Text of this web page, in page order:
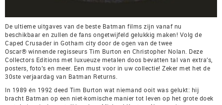
De ultieme uitgaves van de beste Batman films zijn vanaf nu
beschikbaar en zullen de fans ongetwijfeld gelukkig maken! Volg de
Caped Crusader in Gotham city door de ogen van de twee
Oscar® winnende regisseurs Tim Burton en Christopher Nolan. Deze
Collectors Editions met luxueuze metalen doos bevatten tal van extra’s,
posters, foto’s en meer. Een must voor in uw collectie! Zeker met het de
30ste verjaardag van Batman Returns.
In 1989 én 1992 deed Tim Burton wat niemand ooit was gelukt: hij
bracht Batman op een niet-komische manier tot leven op het grote doek